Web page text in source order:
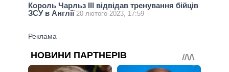
Король Чарльз III відвідав тренування бійців
ЗСУ в Англії 20 лютого 2023, 17:59